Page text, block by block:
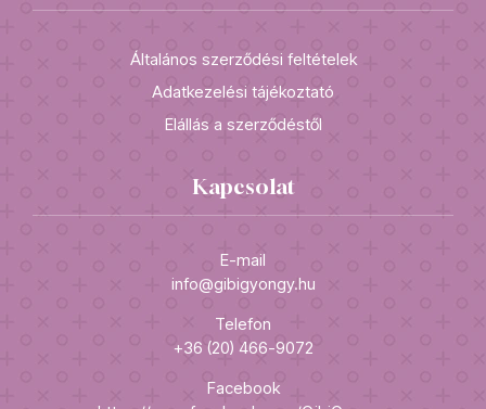
Általános szerződési feltételek
Adatkezelési tájékoztató
Elállás a szerződéstől
Kapcsolat
E-mail
info@gibigyongy.hu
Telefon
+36 (20) 466-9072
Facebook